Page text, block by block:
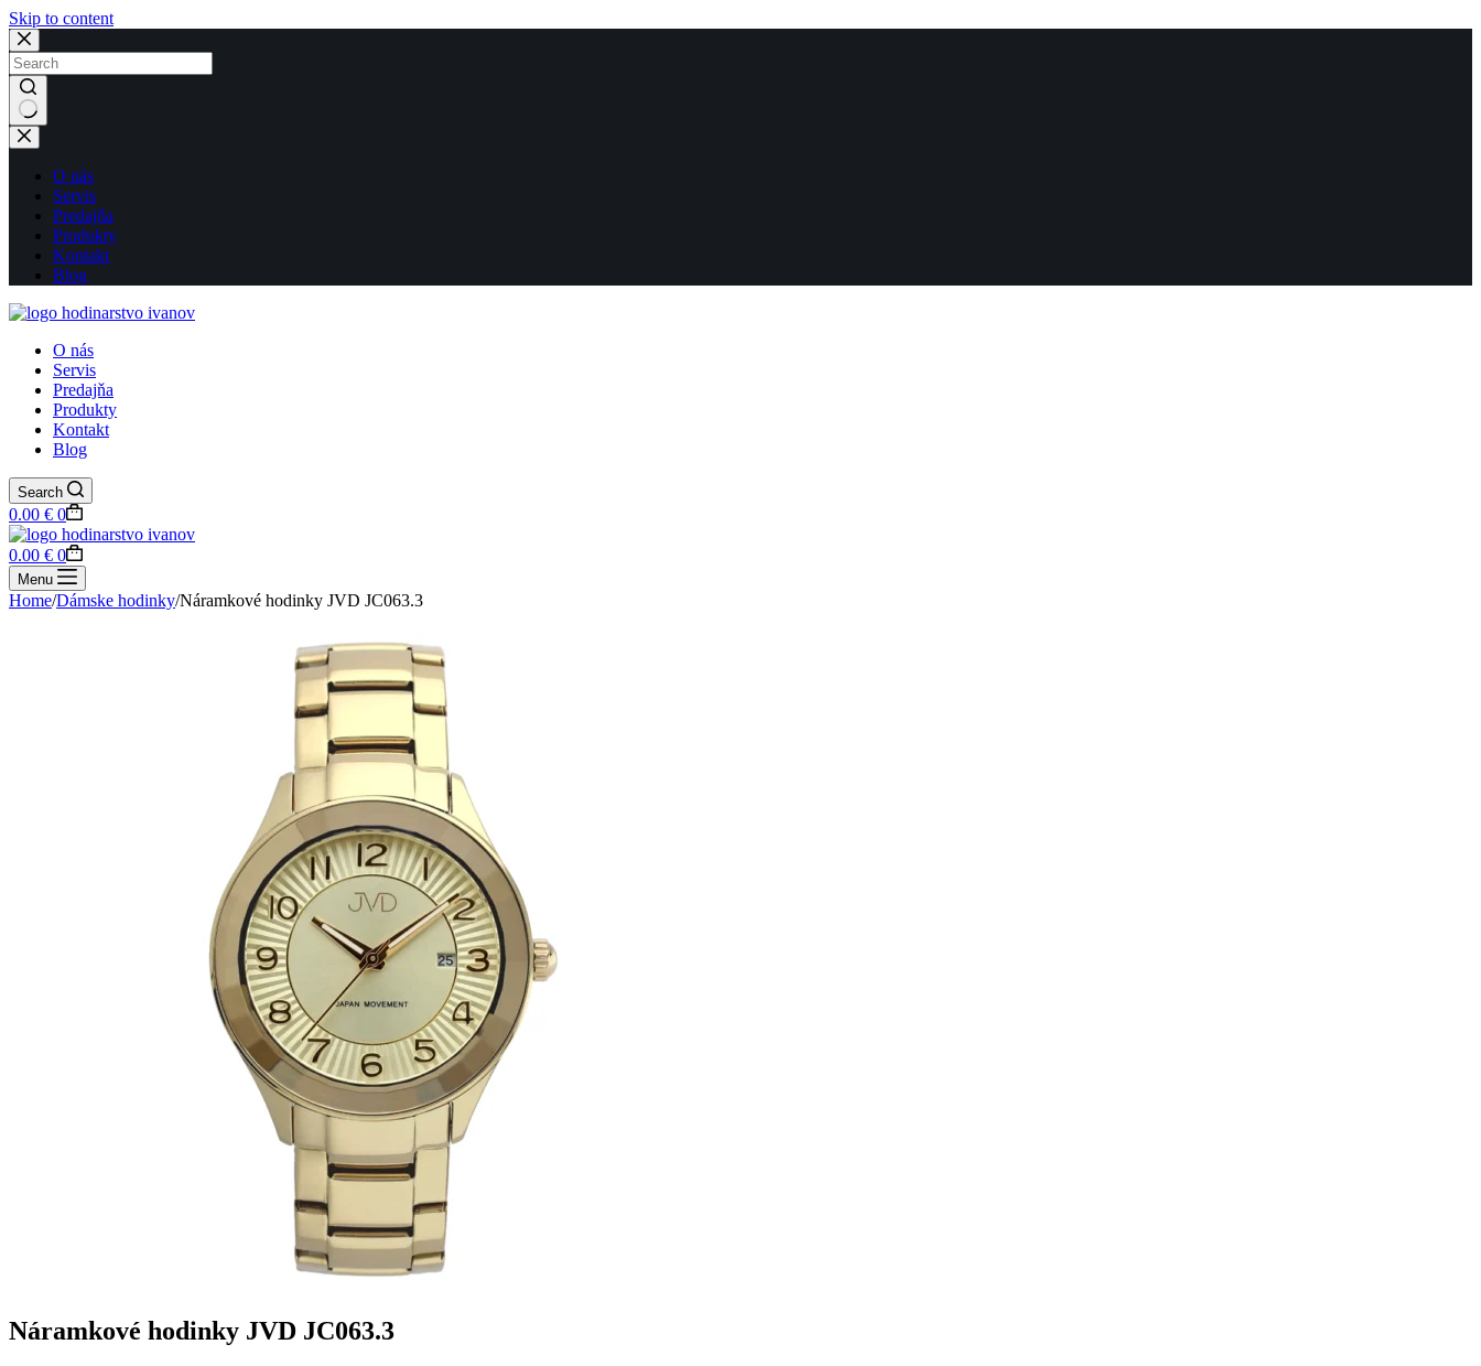
Skip to content
No
results
O nás
Servis
Predajňa
Produkty
Kontakt
Blog
O nás
Servis
Predajňa
Produkty
Kontakt
Blog
Search
Shopping
cart
0.00 € 0
Shopping
cart
0.00 € 0
Menu
Home/Dámske hodinky/Náramkové hodinky JVD JC063.3
Náramkové hodinky JVD JC063.3